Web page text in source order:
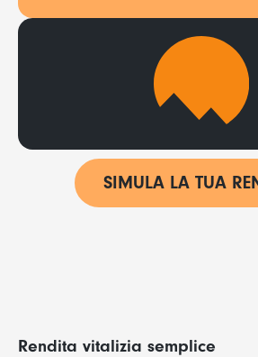
SIMULA LA TUA
Rendita vitalizia semplice